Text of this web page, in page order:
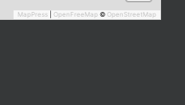
MapPress OpenFreeMap © OpenStreetMap